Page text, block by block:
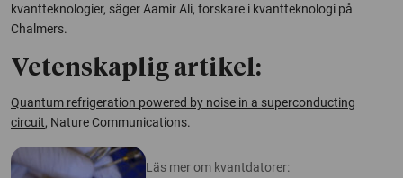
kvantteknologier, säger Aamir Ali, forskare i kvantteknologi på
Chalmers.
Vetenskaplig artikel:
Quantum refrigeration powered by noise in a superconducting
circuit, Nature Communications.
Läs mer om kvantdatorer: